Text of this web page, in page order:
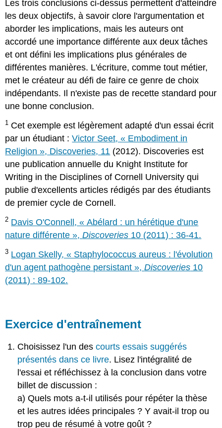
Les trois conclusions ci-dessus permettent d'atteindre
les deux objectifs, à savoir clore l'argumentation et
aborder les implications, mais les auteurs ont
accordé une importance différente aux deux tâches
et ont défini les implications plus générales de
différentes manières. L'écriture, comme tout métier,
met le créateur au défi de faire ce genre de choix
indépendants. Il n'existe pas de recette standard pour
une bonne conclusion.
1 Cet exemple est légèrement adapté d'un essai écrit
par un étudiant :Victor Seet, « Embodiment in
Religion », Discoveries, 11 (2012). Discoveries est
une publication annuelle du Knight Institute for
Writing in the Disciplines of Cornell University qui
publie d'excellents articles rédigés par des étudiants
de premier cycle de Cornell.
2 Davis O'Connell, « Abélard : un hérétique d'une
nature différente »,Discoveries 10 (2011) : 36-41.
3 Logan Skelly, « Staphylococcus aureus : l'évolution
d'un agent pathogène persistant »,Discoveries 10
(2011) : 89-102.
Exercice d'entraînement
Choisissez l'un descourts essais suggérés
présentés dans ce livre. Lisez l'intégralité de
l'essai et réfléchissez à la conclusion dans votre
billet de discussion :
a) Quels mots a-t-il utilisés pour répéter la thèse
et les autres idées principales ? Y avait-il trop ou
trop peu de résumé à votre goût ?